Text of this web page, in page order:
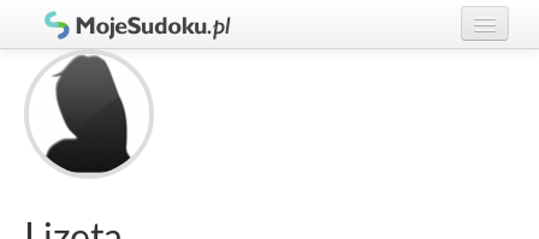
Graj w Sudoku!
Zasady Sudoku
Rankingi
Gracze